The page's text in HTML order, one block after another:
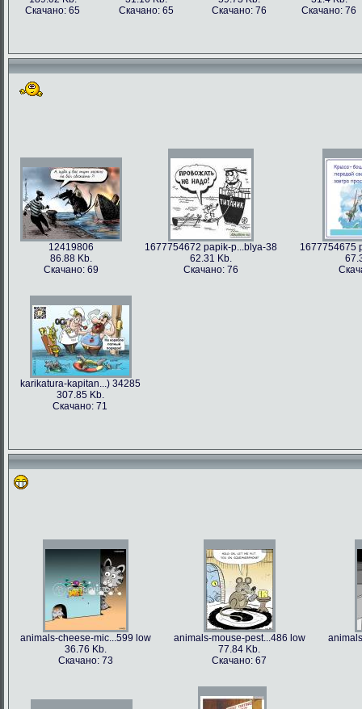
Скачано: 65
Скачано: 65
Скачано: 76
Скачано: 76
12419806
86.88 Kb.
Скачано: 69
1677754672 papik-p...blya-38
62.31 Kb.
Скачано: 76
1677754675
karikatura-kapitan...) 34285
307.85 Kb.
Скачано: 71
animals-cheese-mic...599 low
36.76 Kb.
Скачано: 73
animals-mouse-pest...486 low
77.84 Kb.
Скачано: 67